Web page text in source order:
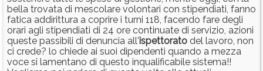
bella trovata di mescolare volontari con stipendiati, fanno
fatica addirittura a coprire i turni 118, facendo fare degli
orari agli stipendiati di 24 ore continuate di servizio, azioni
queste passibili di denuncia all'ispettorato del lavoro, non
ci crede? lo chiede ai suoi dipendenti quando a mezza
voce si lamentano di questo inqualificabile sistema!!